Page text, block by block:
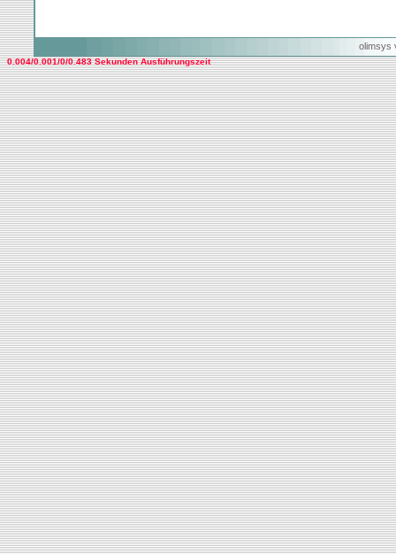
olimsys
0.004/0.001/0/0.483 Sekunden Ausführungszeit